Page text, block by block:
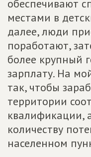
обеспечивают
местами в
далее, люди
поработают,
более крупный
зарплату. На
так, чтобы
территории
квалификации,
количеству
населенном